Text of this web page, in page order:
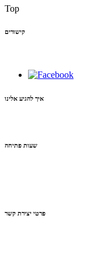
Top
קישורים
איך להגיע אלינו
שעות פתיחה
פרטי יצירת קשר